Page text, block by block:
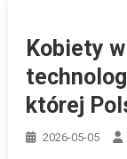
Kobiety
której
2026-05-05